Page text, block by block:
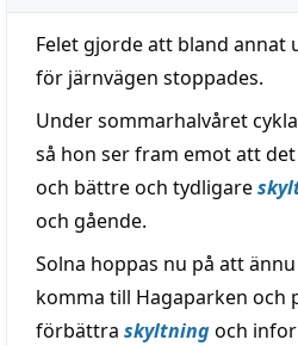
Felet gjorde att bland annat
för järnvägen stoppades.
Under sommarhalvåret
så hon ser fram emot att
och bättre och tydligare
och gående.
Solna hoppas nu på att
komma till Hagaparken och
förbättra skyltningoch